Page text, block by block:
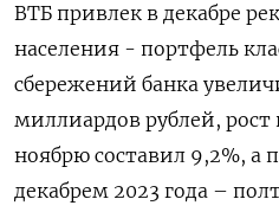
ВТБ привлек в декабре
населения - портфель
сбережений банка
миллиардов рублей,
ноябрю составил 9,2%, а
декабрем 2023 года –